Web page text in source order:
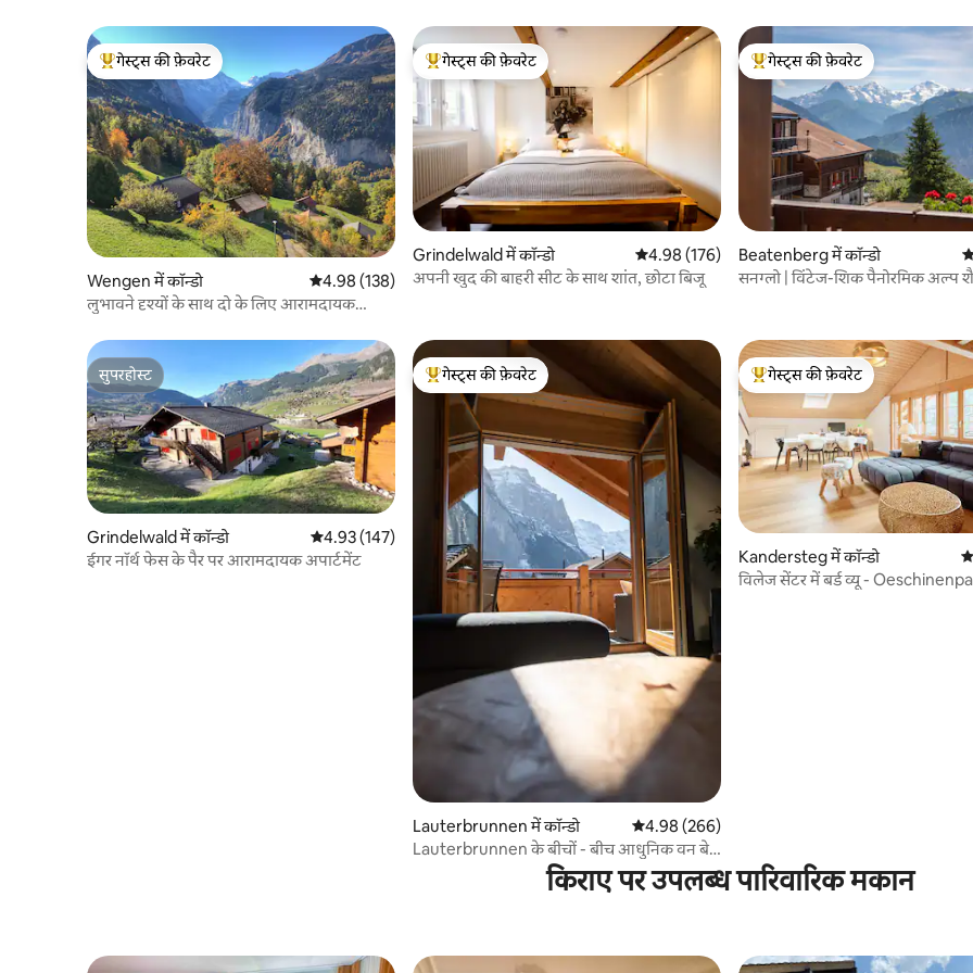
गेस्ट्स का टॉप फ़ेवरेट
गेस्ट्स की फ़ेवरेट
Wengen में कॉन्डो औसत रेटिंग 5 में से 4.98, 138 समीक्षाएँ
4.98 (138)
लुभावने दृश्यों के साथ दो के लिए आरामदायक
गेस्ट्स का टॉप फ़ेवरेट
गेस्ट्स की फ़ेवरेट
Grindelwald में कॉन्डो औसत रेटिंग 5 में से 4.98, 176 समीक्षाएँ
4.98 (176)
अपनी खुद की बाहरी सीट के साथ शांत, छोटा बिजू
गेस्ट्स का टॉप फ़ेवरेट
गेस्ट्स की फ़ेवरेट
Beatenberg में कॉन्डो
सनग्लो | विंटेज-शिक पैनोरमिक अल्प
सुपरहोस्ट
सुपरहोस्ट
Grindelwald में कॉन्डो औसत रेटिंग 5 में से 4.93, 147 समीक्षाएँ
4.93 (147)
ईगर नॉर्थ फेस के पैर पर आरामदायक अपार्टमेंट
गेस्ट्स का टॉप फ़ेवरेट
गेस्ट्स की फ़ेवरेट
Lauterbrunnen में कॉन्डो औसत रेटिंग 5 में से 4.98, 266 समीक्षाएँ
4.98 (266)
Lauterbrunnen के बीचों - बीच आधुनिक वन बेड
गेस्ट्स का टॉप फ़ेवरेट
गेस्ट्स की फ़ेवरेट
Kandersteg में कॉन्डो
विलेज सेंटर में बर्ड व्यू -
किराए पर उपलब्ध पारिवारिक मकान